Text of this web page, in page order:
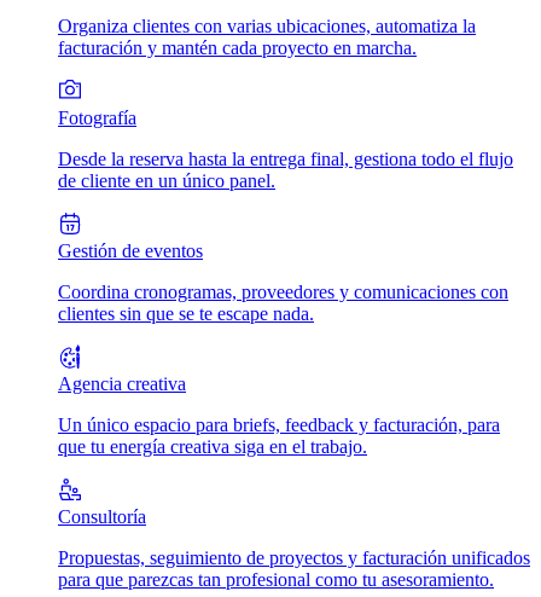
Organiza clientes con varias ubicaciones, automatiza la
facturación y mantén cada proyecto en marcha.
Fotografía
Desde la reserva hasta la entrega final, gestiona todo el flujo
de cliente en un único panel.
Gestión de eventos
Coordina cronogramas, proveedores y comunicaciones con
clientes sin que se te escape nada.
Agencia creativa
Un único espacio para briefs, feedback y facturación, para
que tu energía creativa siga en el trabajo.
Consultoría
Propuestas, seguimiento de proyectos y facturación unificados
para que parezcas tan profesional como tu asesoramiento.